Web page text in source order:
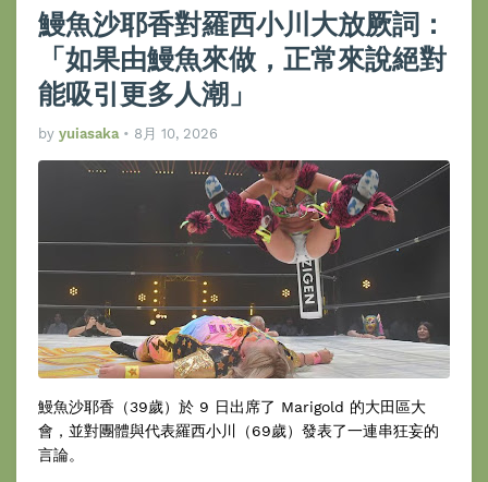
鰻魚沙耶香對羅西小川大放厥詞：
「如果由鰻魚來做，正常來說絕對
能吸引更多人潮」
by yuiasaka • 8月 10, 2026
鰻魚沙耶香（39歲）於 9 日出席了 Marigold 的大田區大
會，並對團體與代表羅西小川（69歲）發表了一連串狂妄的
言論。